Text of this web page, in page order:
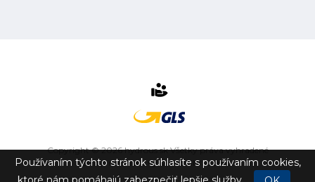
Copyright © 2026 hydrous.sk Všetky práva vyhradené
eshop na mieruvytvorilovibration.sk
Používaním týchto stránok súhlasíte s používaním cookies,